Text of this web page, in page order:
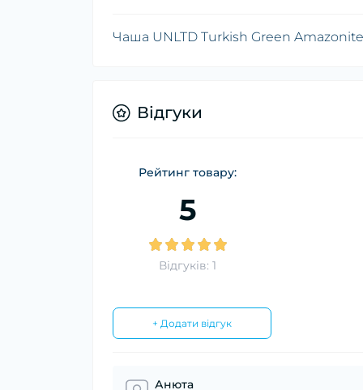
Чаша UNLTD Turkish Green Amazonite
Відгуки
Рейтинг товару:
5
Відгуків: 1
+ Додати відгук
Анюта